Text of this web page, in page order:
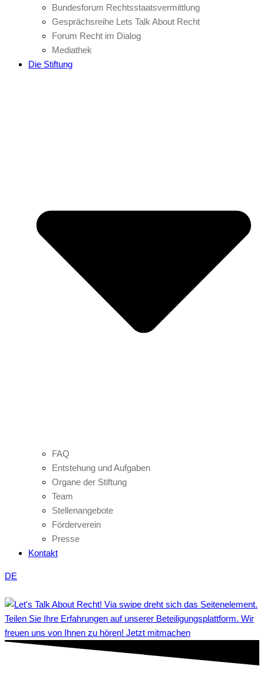
Bundesforum Rechtsstaatsvermittlung
Gesprächsreihe Lets Talk About Recht
Forum Recht im Dialog
Mediathek
Die Stiftung
FAQ
Entstehung und Aufgaben
Organe der Stiftung
Team
Stellenangebote
Förderverein
Presse
Kontakt
DE
Teilen Sie Ihre Erfahrungen auf unserer Beteiligungsplattform. Wir
freuen uns von Ihnen zu hören! Jetzt mitmachen